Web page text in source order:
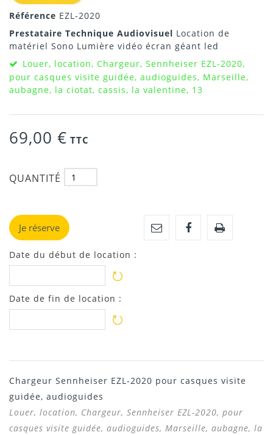
Référence EZL-2020
Prestataire Technique Audiovisuel Location de
matériel Sono Lumière vidéo écran géant led
Louer, location, Chargeur, Sennheiser EZL-2020,
pour casques visite guidée, audioguides, Marseille,
aubagne, la ciotat, cassis, la valentine, 13
69,00 € TTC
QUANTITÉ
Je réserve
Date du début de location :
Date de fin de location :
Chargeur Sennheiser EZL-2020 pour casques visite
guidée, audioguides
Louer, location, Chargeur, Sennheiser EZL-2020, pour
casques visite guidée, audioguides, Marseille, aubagne, la